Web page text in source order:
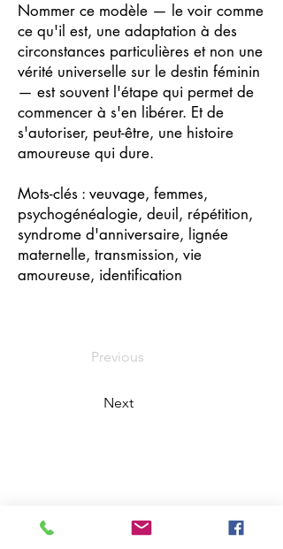
Nommer ce modèle — le voir comme
ce qu'il est, une adaptation à des
circonstances particulières et non une
vérité universelle sur le destin féminin
— est souvent l'étape qui permet de
commencer à s'en libérer. Et de
s'autoriser, peut-être, une histoire
amoureuse qui dure.
Mots-clés : veuvage, femmes,
psychogénéalogie, deuil, répétition,
syndrome d'anniversaire, lignée
maternelle, transmission, vie
amoureuse, identification
Previous
Next